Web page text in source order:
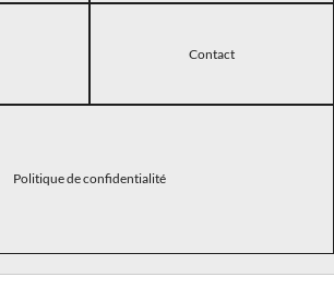
Contact
Politique de confidentialité